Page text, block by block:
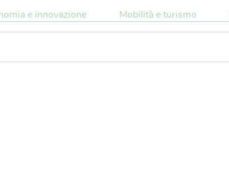
e innovazione Mobilità e turismo